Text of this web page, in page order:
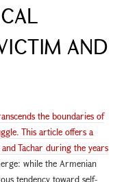
AND
the boundaries of
This article offers a
Tachar during the years
while the Armenian
tendency toward self-